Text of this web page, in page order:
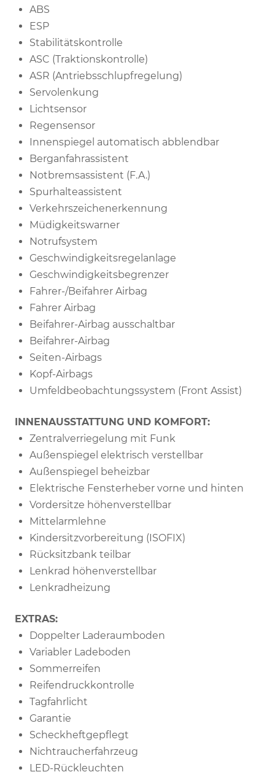
ABS
ESP
Stabilitätskontrolle
ASC (Traktionskontrolle)
ASR (Antriebsschlupfregelung)
Servolenkung
Lichtsensor
Regensensor
Innenspiegel automatisch abblendbar
Berganfahrassistent
Notbremsassistent (F.A.)
Spurhalteassistent
Verkehrszeichenerkennung
Müdigkeitswarner
Notrufsystem
Geschwindigkeitsregelanlage
Geschwindigkeitsbegrenzer
Fahrer-/Beifahrer Airbag
Fahrer Airbag
Beifahrer-Airbag ausschaltbar
Beifahrer-Airbag
Seiten-Airbags
Kopf-Airbags
Umfeldbeobachtungssystem (Front Assist)
INNENAUSSTATTUNG UND KOMFORT:
Zentralverriegelung mit Funk
Außenspiegel elektrisch verstellbar
Außenspiegel beheizbar
Elektrische Fensterheber vorne und hinten
Vordersitze höhenverstellbar
Mittelarmlehne
Kindersitzvorbereitung (ISOFIX)
Rücksitzbank teilbar
Lenkrad höhenverstellbar
Lenkradheizung
EXTRAS:
Doppelter Laderaumboden
Variabler Ladeboden
Sommerreifen
Reifendruckkontrolle
Tagfahrlicht
Garantie
Scheckheftgepflegt
Nichtraucherfahrzeug
LED-Rückleuchten